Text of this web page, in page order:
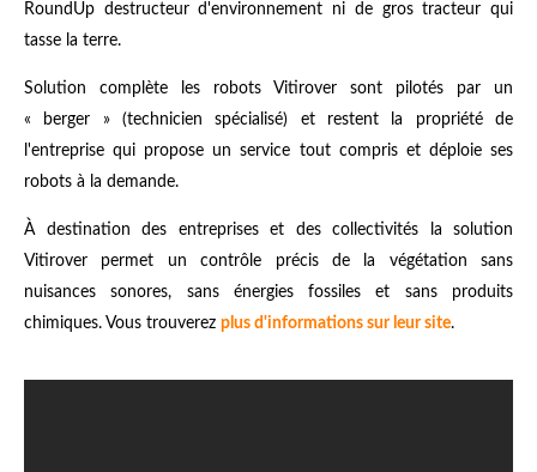
RoundUp destructeur d'environnement ni de gros tracteur qui
tasse la terre.
Solution complète les robots Vitirover sont pilotés par un
« berger » (technicien spécialisé) et restent la propriété de
l'entreprise qui propose un service tout compris et déploie ses
robots à la demande.
À destination des entreprises et des collectivités la solution
Vitirover permet un contrôle précis de la végétation sans
nuisances sonores, sans énergies fossiles et sans produits
chimiques. Vous trouverez plus d'informations sur leur site.